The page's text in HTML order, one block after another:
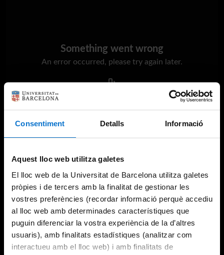
Consentiment Detalls Informació
Aquest lloc web utilitza galetes
El lloc web de la Universitat de Barcelona utilitza galetes
pròpies i de tercers amb la finalitat de gestionar les
vostres preferències (recordar informació perquè accediu
al lloc web amb determinades característiques que
puguin diferenciar la vostra experiència de la d’altres
usuaris), amb finalitats estadístiques (analitzar com
interactueu amb el lloc web) i amb finalitats de
Something went wrong
An error occurred, please try again later.